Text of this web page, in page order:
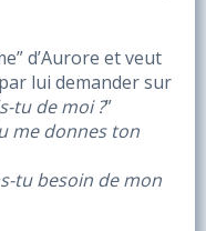
d’Aurore et veut
lui demander sur
tu de moi ?”
me donnes ton
tu besoin de mon